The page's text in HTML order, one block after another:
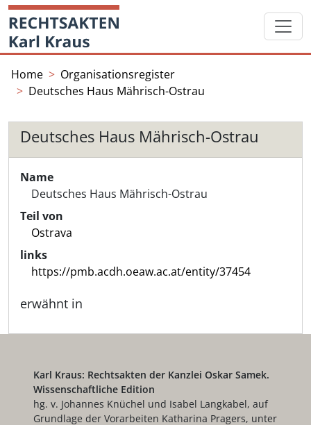
Skip
content
Startseite
Home
Organisationsregister
Deutsches Haus Mährisch-Ostrau
Deutsches Haus Mährisch-Ostrau
Name
Deutsches Haus Mährisch-Ostrau
Teil von
Ostrava
links
https://pmb.acdh.oeaw.ac.at/entity/37454
erwähnt in
Karl Kraus: Rechtsakten der Kanzlei Oskar Samek.
Wissenschaftliche Edition
hg. v. Johannes Knüchel und Isabel Langkabel, auf
Grundlage der Vorarbeiten Katharina Pragers, unter